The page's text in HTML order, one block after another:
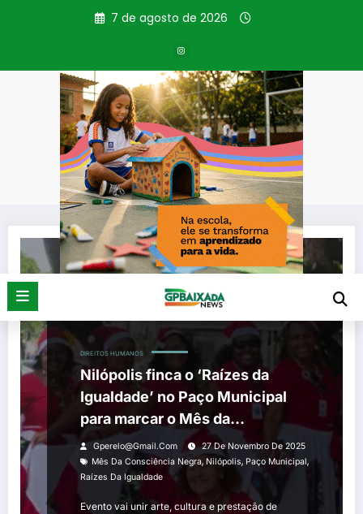
7 de agosto de 2026
Tag: Paço Municipal
Página inicial Paço Municipal
DIREITOS HUMANOS
Nilópolis finca o ‘Raízes da
Igualdade’ no Paço Municipal
para marcar o Mês da
Consciência Negra nesta sexta-
feira (28)
Gperelo@gmail.com
27 De Novembro De 2025
Mês Da Consciência Negra, Nilópolis, Paço Municipal,
Raízes Da Igualdade
Evento vai unir arte, cultura e prestação de